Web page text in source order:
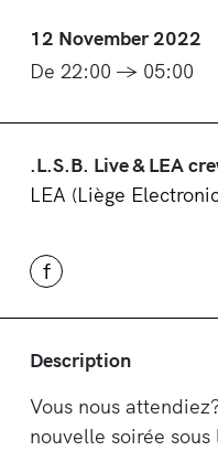
.L.S.B. Live & LEA
LEA (Liège
f
12 November 2022
De 22:00 → 05:00
Description
Vous nous
nouvelle soirée sous